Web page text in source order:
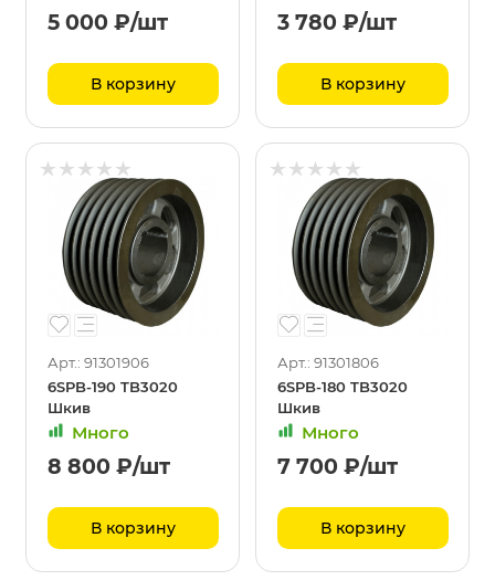
5 000 ₽/шт
В корзину
3 780 ₽/шт
В корзину
Арт.: 91301906
6SPB-190 TB3020
Шкив
Много
8 800 ₽/шт
В корзину
Арт.: 91301806
6SPB-180 TB3020
Шкив
Много
7 700 ₽/шт
В корзину